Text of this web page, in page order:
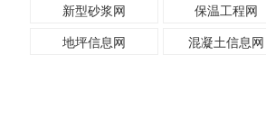
新型砂浆网
保温工程网
地坪信息网
混凝土信息网